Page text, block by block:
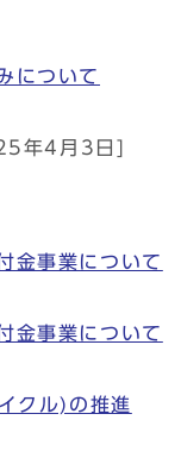
について
年4月3日]
金事業について
金事業について
クル)の推進